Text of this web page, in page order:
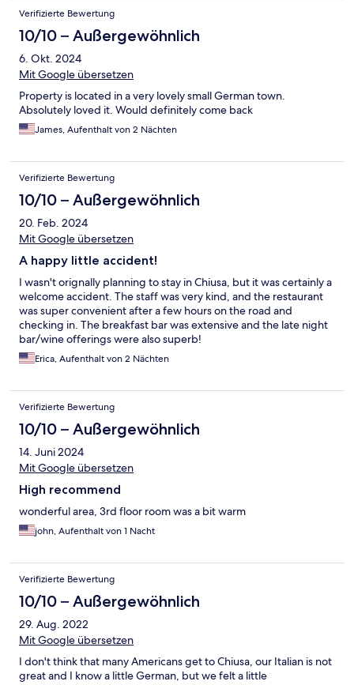
Verifizierte Bewertung
10/10 – Außergewöhnlich
6. Okt. 2024
Mit Google übersetzen
Property is located in a very lovely small German town.
Absolutely loved it. Would definitely come back
James, Aufenthalt von 2 Nächten
Verifizierte Bewertung
10/10 – Außergewöhnlich
20. Feb. 2024
Mit Google übersetzen
A happy little accident!
I wasn't orignally planning to stay in Chiusa, but it was certainly a
welcome accident. The staff was very kind, and the restaurant
was super convenient after a few hours on the road and
checking in. The breakfast bar was extensive and the late night
bar/wine offerings were also superb!
Erica, Aufenthalt von 2 Nächten
Verifizierte Bewertung
10/10 – Außergewöhnlich
14. Juni 2024
Mit Google übersetzen
High recommend
wonderful area, 3rd floor room was a bit warm
john, Aufenthalt von 1 Nacht
Verifizierte Bewertung
10/10 – Außergewöhnlich
29. Aug. 2022
Mit Google übersetzen
I don't think that many Americans get to Chiusa, our Italian is not
great and I know a little German, but we felt a little